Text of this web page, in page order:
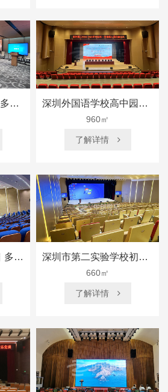
某证券大厦办公场地多功能厅 深圳外国语学校高中园综合高中 多功能厅
960㎡
了解详情 
广州华星光电T9项目 多功能厅 深圳市第二实验学校初中部 多功能厅
660㎡
了解详情 